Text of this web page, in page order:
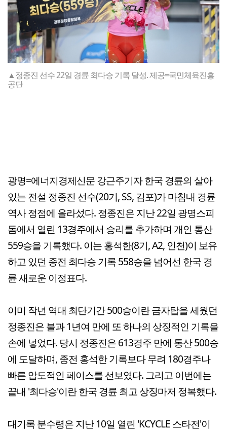
▲정종진 선수 22일 경륜 최다승 기록 달성. 제공=국민체육진흥
공단
광명=에너지경제신문 강근주기자 한국 경륜의 살아
있는 전설 정종진 선수(20기, SS, 김포)가 마침내 경륜
역사 정점에 올라섰다. 정종진은 지난 22일 광명스피
돔에서 열린 13경주에서 승리를 추가하며 개인 통산
559승을 기록했다. 이는 홍석한(8기, A2, 인천)이 보유
하고 있던 종전 최다승 기록 558승을 넘어선 한국 경
륜 새로운 이정표다.
이미 작년 역대 최단기간 500승이란 금자탑을 세웠던
정종진은 불과 1년여 만에 또 하나의 상징적인 기록을
손에 넣었다. 당시 정종진은 613경주 만에 통산 500승
에 도달하며, 종전 홍석한 기록보다 무려 180경주나
빠른 압도적인 페이스를 선보였다. 그리고 이번에는
끝내 '최다승'이란 한국 경륜 최고 상징마저 정복했다.
대기록 분수령은 지난 10일 열린 'KCYCLE 스타전'이